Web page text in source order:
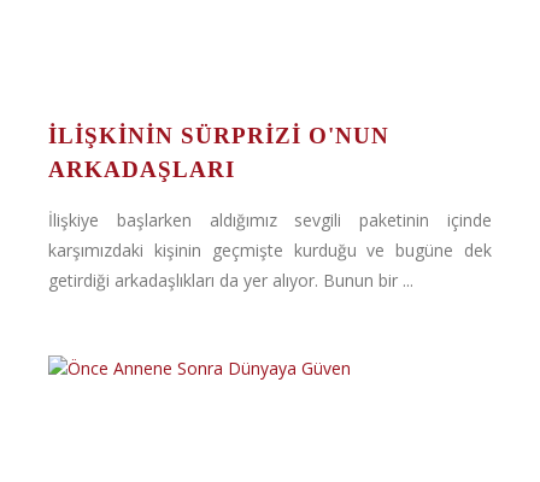
İLIŞKININ SÜRPRIZI O'NUN
ARKADAŞLARI
İlişkiye başlarken aldığımız sevgili paketinin içinde
karşımızdaki kişinin geçmişte kurduğu ve bugüne dek
getirdiği arkadaşlıkları da yer alıyor. Bunun bir ...